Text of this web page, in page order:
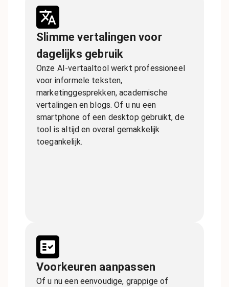
Slimme vertalingen voor
dagelijks gebruik
Onze AI-vertaaltool werkt professioneel
voor informele teksten,
marketinggesprekken, academische
vertalingen en blogs. Of u nu een
smartphone of een desktop gebruikt, de
tool is altijd en overal gemakkelijk
toegankelijk.
Voorkeuren aanpassen
Of u nu een eenvoudige, grappige of